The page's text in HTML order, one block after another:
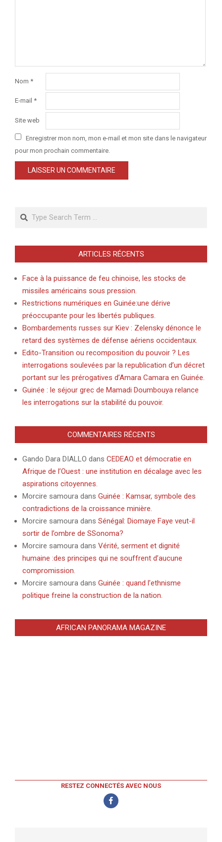
Nom *
E-mail *
Site web
Enregistrer mon nom, mon e-mail et mon site dans le navigateur
pour mon prochain commentaire.
Search
ARTICLES RÉCENTS
Face à la puissance de feu chinoise, les stocks de
missiles américains sous pression.
Restrictions numériques en Guinée:une dérive
préoccupante pour les libertés publiques.
Bombardements russes sur Kiev : Zelensky dénonce le
retard des systèmes de défense aériens occidentaux.
Edito-Transition ou recomposition du pouvoir ? Les
interrogations soulevées par la republication d’un décret
portant sur les prérogatives d’Amara Camara en Guinée.
Guinée : le séjour grec de Mamadi Doumbouya relance
les interrogations sur la stabilité du pouvoir.
COMMENTAIRES RÉCENTS
Gando Dara DIALLO dans CEDEAO et démocratie en
Afrique de l’Ouest : une institution en décalage avec les
aspirations citoyennes.
Morcire samoura dans Guinée : Kamsar, symbole des
contradictions de la croissance minière.
Morcire samoura dans Sénégal: Diomaye Faye veut-il
sortir de l’ombre de SSonoma?
Morcire samoura dans Vérité, serment et dignité
humaine :des principes qui ne souffrent d’aucune
compromission.
Morcire samoura dans Guinée : quand l’ethnisme
politique freine la construction de la nation.
AFRICAN PANORAMA MAGAZINE
RESTEZ CONNECTÉS AVEC NOUS